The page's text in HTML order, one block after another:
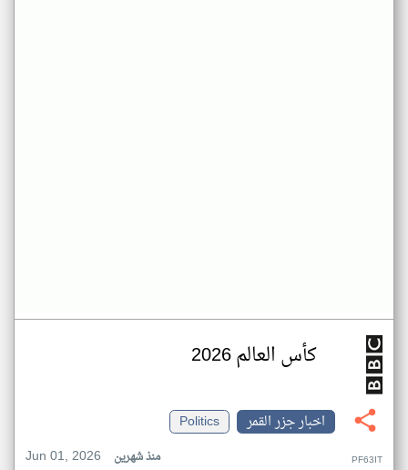
كأس العالم 2026
اخبار جزر القمر
Politics
Jun 01, 2026
منذ شهرين PF63IT